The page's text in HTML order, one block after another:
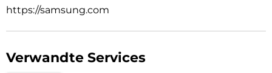
https://samsung.com
Verwandte Services